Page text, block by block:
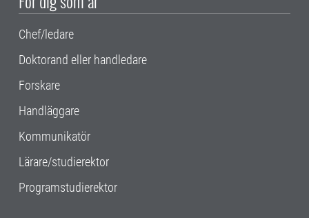
Chef/ledare
Doktorand eller handledare
Forskare
Handläggare
Kommunikatör
Lärare/studierektor
Programstudierektor